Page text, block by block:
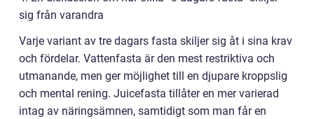
sig från varandra
Varje variant av tre dagars fasta skiljer sig åt i sina krav
och fördelar. Vattenfasta är den mest restriktiva och
utmanande, men ger möjlighet till en djupare kroppslig
och mental rening. Juicefasta tillåter en mer varierad
intag av näringsämnen, samtidigt som man får en